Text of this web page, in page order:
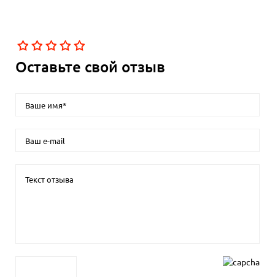
Оставьте свой отзыв